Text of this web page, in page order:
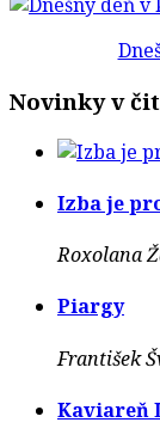
Novinky v
Izba je
Roxolana
Piargy
František
Kaviareň